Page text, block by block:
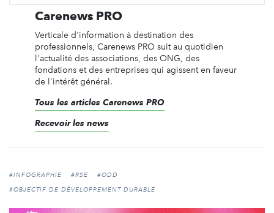
Carenews PRO
Verticale d'information à destination des
professionnels, Carenews PRO suit au quotidien
l'actualité des associations, des ONG, des
fondations et des entreprises qui agissent en faveur
de l'intérêt général.
Tous les articles Carenews PRO
Recevoir les news
#INFOGRAPHIE #RSE
#ODD
#OBJECTIF DE DÉVELOPPEMENT DURABLE